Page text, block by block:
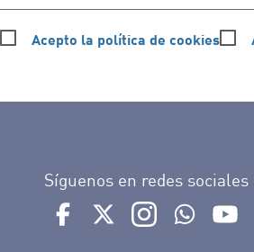
Acepto la política de cookies
Síguenos en redes sociales
Ir a perfil de Auditorio de
Ir a perfil deIr a perfil de
Ir al